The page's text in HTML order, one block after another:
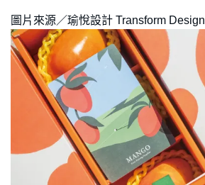
圖片來源／瑜悅設計 Transform Design